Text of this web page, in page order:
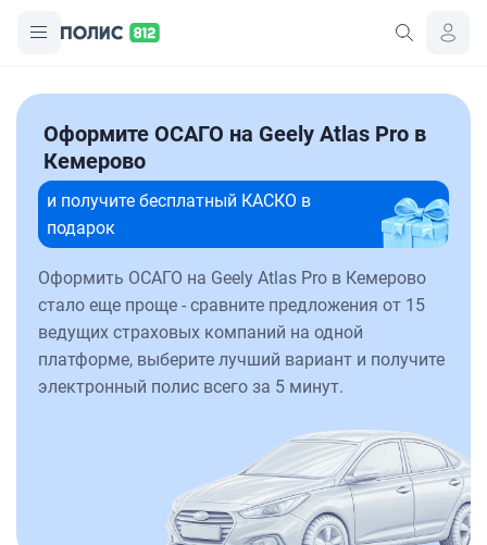
Оформите ОСАГО на Geely Atlas Pro в
Кемерово
и получите бесплатный КАСКО в
подарок
Оформить ОСАГО на Geely Atlas Pro в Кемерово
стало еще проще - сравните предложения от 15
ведущих страховых компаний на одной
платформе, выберите лучший вариант и получите
электронный полис всего за 5 минут.